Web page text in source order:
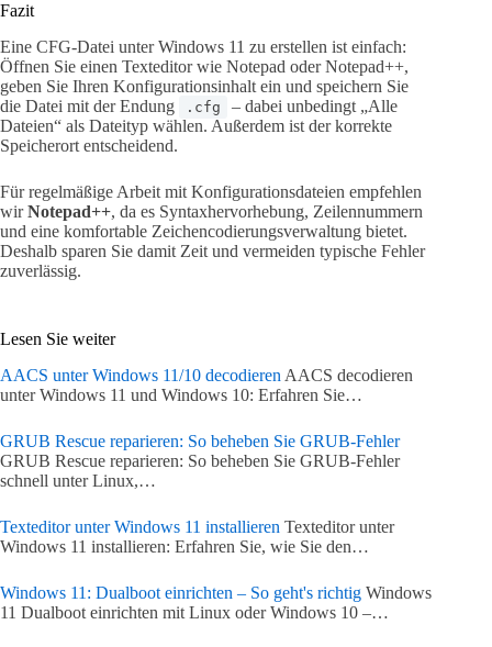
Fazit
Eine CFG-Datei unter Windows 11 zu erstellen ist einfach:
Öffnen Sie einen Texteditor wie Notepad oder Notepad++,
geben Sie Ihren Konfigurationsinhalt ein und speichern Sie
die Datei mit der Endung
.cfg
– dabei unbedingt „Alle
Dateien“ als Dateityp wählen. Außerdem ist der korrekte
Speicherort entscheidend.
Für regelmäßige Arbeit mit Konfigurationsdateien empfehlen
wirNotepad++, da es Syntaxhervorhebung, Zeilennummern
und eine komfortable Zeichencodierungsverwaltung bietet.
Deshalb sparen Sie damit Zeit und vermeiden typische Fehler
zuverlässig.
Lesen Sie weiter
AACS unter Windows 11/10 decodieren AACS decodieren
unter Windows 11 und Windows 10: Erfahren Sie…
GRUB Rescue reparieren: So beheben Sie GRUB-Fehler
GRUB Rescue reparieren: So beheben Sie GRUB-Fehler
schnell unter Linux,…
Texteditor unter Windows 11 installieren Texteditor unter
Windows 11 installieren: Erfahren Sie, wie Sie den…
Windows 11: Dualboot einrichten – So geht's richtig Windows
11 Dualboot einrichten mit Linux oder Windows 10 –…